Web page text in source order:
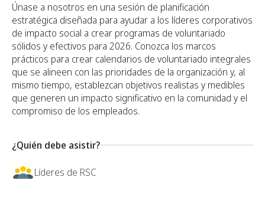
Únase a nosotros en una sesión de planificación
estratégica diseñada para ayudar a los líderes corporativos
de impacto social a crear programas de voluntariado
sólidos y efectivos para 2026. Conozca los marcos
prácticos para crear calendarios de voluntariado integrales
que se alineen con las prioridades de la organización y, al
mismo tiempo, establezcan objetivos realistas y medibles
que generen un impacto significativo en la comunidad y el
compromiso de los empleados.
¿Quién debe asistir?
Líderes de RSC